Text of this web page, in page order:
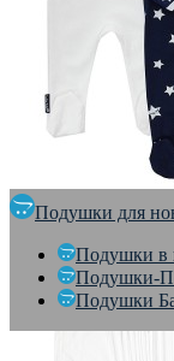
Подушки для
Подушки в
Подушки-
Подушки